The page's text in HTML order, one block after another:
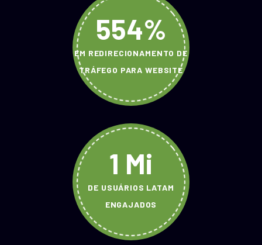
554%
EM REDIRECIONAMENTO DE
TRÁFEGO PARA WEBSITE
1 Mi
DE USUÁRIOS LATAM
ENGAJADOS